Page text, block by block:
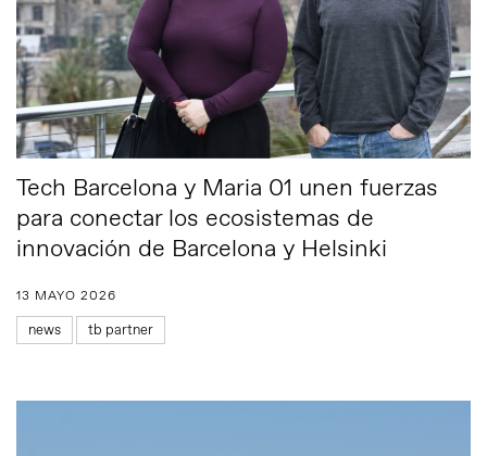
Tech Barcelona y Maria 01 unen fuerzas
para conectar los ecosistemas de
innovación de Barcelona y Helsinki
13 MAYO 2026
news tb partner